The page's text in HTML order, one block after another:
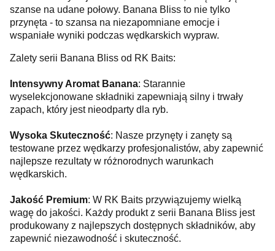
szanse na udane połowy. Banana Bliss to nie tylko
przynęta - to szansa na niezapomniane emocje i
wspaniałe wyniki podczas wędkarskich wypraw.
Zalety serii Banana Bliss od RK Baits:
Intensywny Aromat Banana: Starannie
wyselekcjonowane składniki zapewniają silny i trwały
zapach, który jest nieodparty dla ryb.
Wysoka Skuteczność: Nasze przynęty i zanęty są
testowane przez wędkarzy profesjonalistów, aby zapewnić
najlepsze rezultaty w różnorodnych warunkach
wędkarskich.
Jakość Premium: W RK Baits przywiązujemy wielką
wagę do jakości. Każdy produkt z serii Banana Bliss jest
produkowany z najlepszych dostępnych składników, aby
zapewnić niezawodność i skuteczność.